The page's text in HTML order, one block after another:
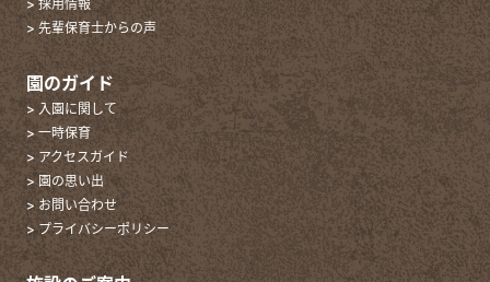
> 採用情報
> 先輩保育士からの声
園のガイド
> 入園に関して
> 一時保育
> アクセスガイド
> 園の思い出
> お問い合わせ
> プライバシーポリシー